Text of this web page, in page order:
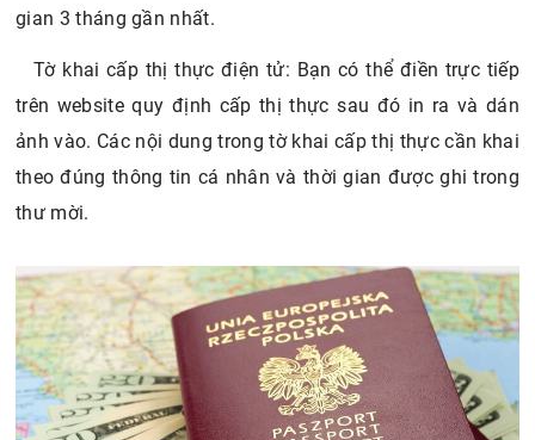
gian 3 tháng gần nhất.
Tờ khai cấp thị thực điện tử: Bạn có thể điền trực tiếp
trên website quy định cấp thị thực sau đó in ra và dán
ảnh vào. Các nội dung trong tờ khai cấp thị thực cần khai
theo đúng thông tin cá nhân và thời gian được ghi trong
thư mời.